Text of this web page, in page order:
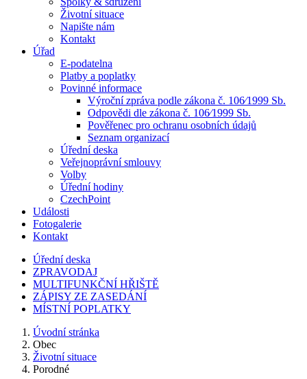
Životní situace
Napište nám
Kontakt
Úřad
E-podatelna
Platby a poplatky
Povinné informace
Výroční zpráva podle zákona č. 106⁄1999 Sb.
Odpovědi dle zákona č. 106⁄1999 Sb.
Pověřenec pro ochranu osobních údajů
Seznam organizací
Úřední deska
Veřejnoprávní smlouvy
Volby
Úřední hodiny
CzechPoint
Události
Fotogalerie
Kontakt
Úřední deska
ZPRAVODAJ
MULTIFUNKČNÍ HŘIŠTĚ
ZÁPISY ZE ZASEDÁNÍ
MÍSTNÍ POPLATKY
Úvodní stránka
Obec
Životní situace
Porodné